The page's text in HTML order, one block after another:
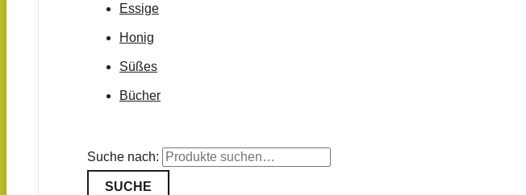
Essige
Honig
Süßes
Bücher
Suche nach:
SUCHE